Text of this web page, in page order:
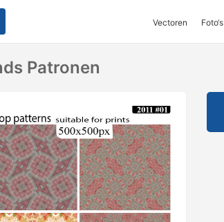
Vectoren Foto‘s
Patronen